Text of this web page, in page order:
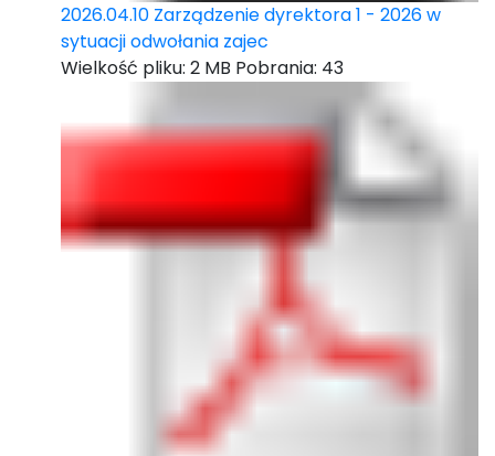
2026.04.10 Zarządzenie dyrektora 1 - 2026 w
sytuacji odwołania zajec
Wielkość pliku: 2 MB Pobrania: 43